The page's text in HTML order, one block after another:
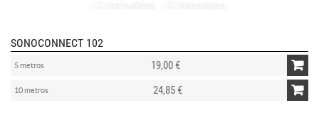
SONOCONNECT 102
5 metros 19,00 €
10 metros 24,85 €